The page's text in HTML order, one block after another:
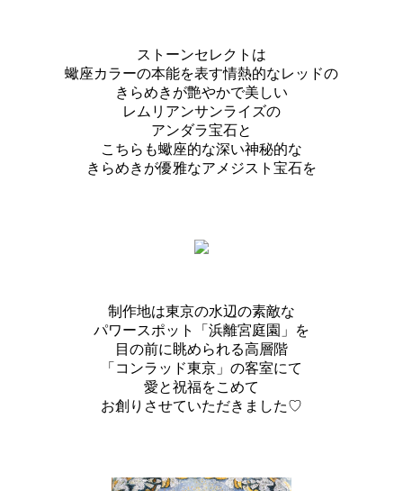
ストーンセレクトは
蠍座カラーの本能を表す情熱的なレッドの
きらめきが艶やかで美しい
レムリアンサンライズの
アンダラ宝石と
こちらも蠍座的な深い神秘的な
きらめきが優雅なアメジスト宝石を
制作地は東京の水辺の素敵な
パワースポット「浜離宮庭園」を
目の前に眺められる高層階
「コンラッド東京」の客室にて
愛と祝福をこめて
お創りさせていただきました♡